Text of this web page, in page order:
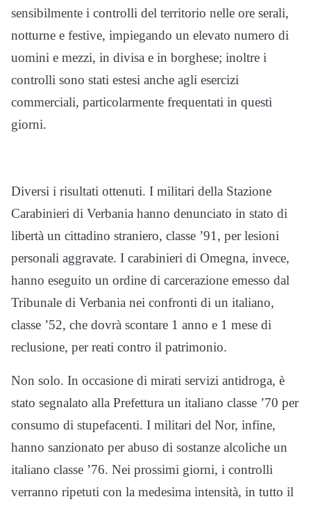
sensibilmente i controlli del territorio nelle ore serali,
notturne e festive, impiegando un elevato numero di
uomini e mezzi, in divisa e in borghese; inoltre i
controlli sono stati estesi anche agli esercizi
commerciali, particolarmente frequentati in questi
giorni.
Diversi i risultati ottenuti. I militari della Stazione
Carabinieri di Verbania hanno denunciato in stato di
libertà un cittadino straniero, classe ’91, per lesioni
personali aggravate. I carabinieri di Omegna, invece,
hanno eseguito un ordine di carcerazione emesso dal
Tribunale di Verbania nei confronti di un italiano,
classe ’52, che dovrà scontare 1 anno e 1 mese di
reclusione, per reati contro il patrimonio.
Non solo. In occasione di mirati servizi antidroga, è
stato segnalato alla Prefettura un italiano classe ’70 per
consumo di stupefacenti. I militari del Nor, infine,
hanno sanzionato per abuso di sostanze alcoliche un
italiano classe ’76. Nei prossimi giorni, i controlli
verranno ripetuti con la medesima intensità, in tutto il